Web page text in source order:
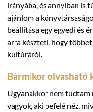
irányába, és annyiban is
ajánlom a
beállítása egy egyedi és
arra készteti, hogy
kultúráról.
Bármikor olvasható
Ugyanakkor nem tudtam
vagyok, aki befelé néz,